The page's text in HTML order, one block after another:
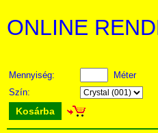
ONLINE
Mennyiség:
Méter
Szín:
Kosárba